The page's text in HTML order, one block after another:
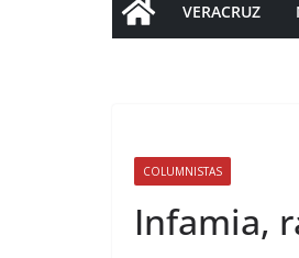
VERACRUZ
COLUMNISTAS
Infamia,